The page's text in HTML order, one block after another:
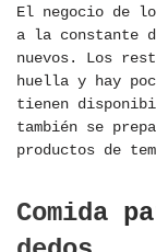
El negocio de
a la constante
nuevos. Los
huella y hay
tienen
también se
productos de
Comida